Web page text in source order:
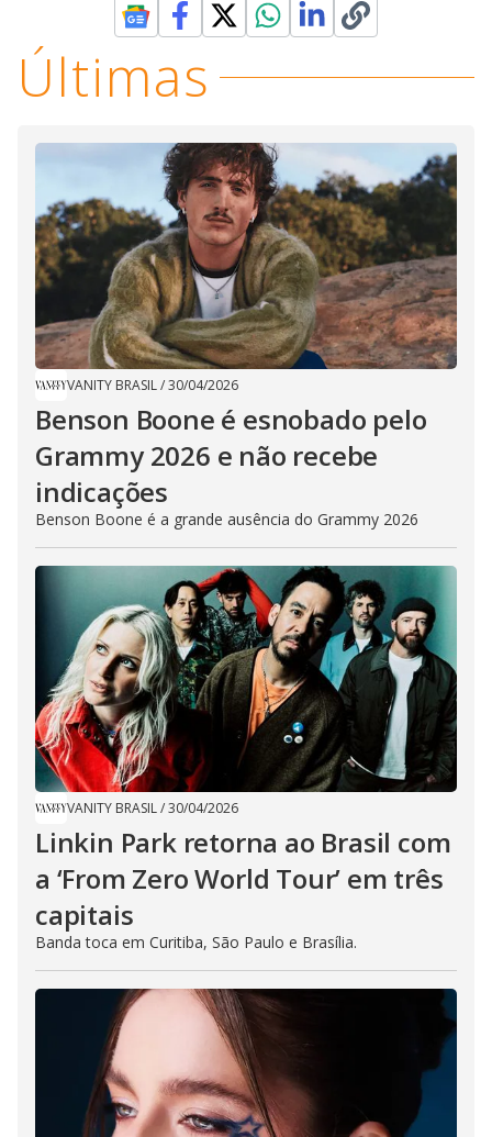
Últimas
VANITY BRASIL/30/04/2026
Benson Boone é esnobado pelo
Grammy 2026 e não recebe
indicações
Benson Boone é a grande ausência do Grammy 2026
VANITY BRASIL/30/04/2026
Linkin Park retorna ao Brasil com
a ‘From Zero World Tour’ em três
capitais
Banda toca em Curitiba, São Paulo e Brasília.